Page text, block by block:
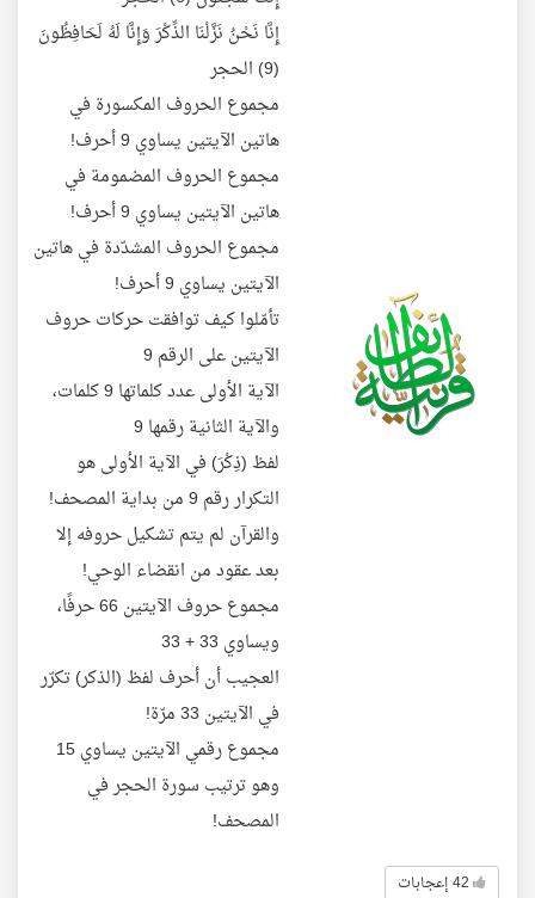
إِنَّا نَحْنُ نَزَّلْنَا الذِّكْرَ وَإِنَّا لَهُ لَحَافِظُونَ
(9) الحجر
مجموع الحروف المكسورة في
هاتين الآيتين يساوي 9 أحرف!
مجموع الحروف المضمومة في
هاتين الآيتين يساوي 9 أحرف!
مجموع الحروف المشدّدة في هاتين
الآيتين يساوي 9 أحرف!
تأمّلوا كيف توافقت حركات حروف
الآيتين على الرقم 9
الآية الأولى عدد كلماتها 9 كلمات،
والآية الثانية رقمها 9
لفظ (ذِكْرَ) في الآية الأولى هو
التكرار رقم 9 من بداية المصحف!
والقرآن لم يتم تشكيل حروفه إلا
بعد عقود من انقضاء الوحي!
مجموع حروف الآيتين 66 حرفًا،
ويساوي 33 + 33
العجيب أن أحرف لفظ (الذكر) تكرّر
في الآيتين 33 مرّة!
مجموع رقمي الآيتين يساوي 15
وهو ترتيب سورة الحجر في
المصحف!
42 إعجابات